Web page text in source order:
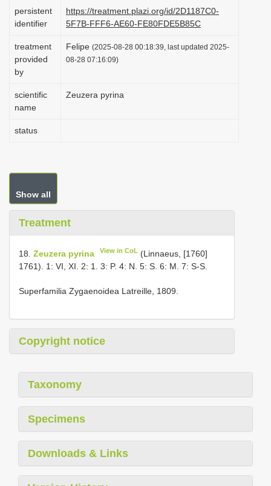
persistent
identifier
https://treatment.plazi.org/id/2D1187C0-
5F7B-FFF6-AE60-FE80FDE5B85C
treatment
provided
by
Felipe (2025-08-28 00:18:39, last updated 2025-
08-28 07:16:09)
scientific
name
Zeuzera pyrina
status
Show all
Treatment
18. Zeuzera pyrina View in CoL (Linnaeus, [1760]
1761). 1: VI, XI. 2: 1. 3: P. 4: N. 5: S. 6: M. 7: S-S.
Superfamilia Zygaenoidea Latreille, 1809.
Copyright notice
Taxonomy
Specimens
Downloads & Links